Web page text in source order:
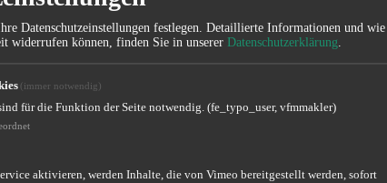
Datenschutzeinstellungen festlegen. Detaillierte Informationen und wie
widerrufen können, finden Sie in unserer Datenschutzerklärung.
(immer notwendig)
für die Funktion der Seite notwendig. (fe_typo_user, vfmmakler)
aktivieren, werden Inhalte, die von Vimeo bereitgestellt werden, sofort